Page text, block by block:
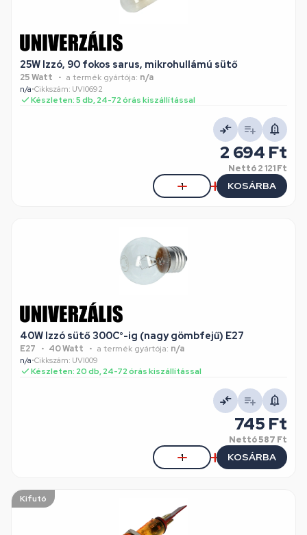
25W Izzó, 90 fokos sarus, mikrohullámú sütő
25 Watt a termék gyártója: n/a
n/a•Cikkszám: UVI0692
Készleten: 5 db, 24-72 órás kiszállítással
2 694 Ft
Nettó2 121 Ft
KOSÁRBA
40W Izzó sütő 300C°-ig (nagy gömbfejű) E27
E27 40 Watt a termék gyártója: n/a
n/a•Cikkszám: UVI009
Készleten: 20 db, 24-72 órás kiszállítással
745 Ft
Nettó587 Ft
KOSÁRBA
Kifutó